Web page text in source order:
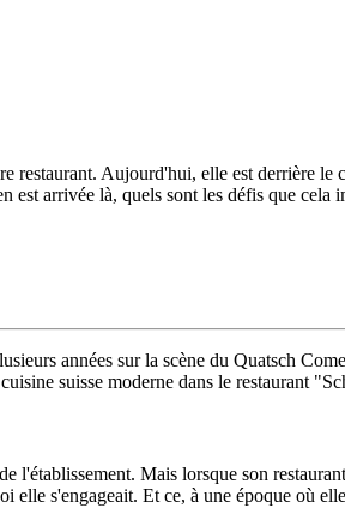
restaurant. Aujourd'hui, elle est derrière
est arrivée là, quels sont les défis que
années sur la scène du Quatsch
suisse moderne dans le restaurant
l'établissement. Mais lorsque son
elle s'engageait. Et ce, à une époque où